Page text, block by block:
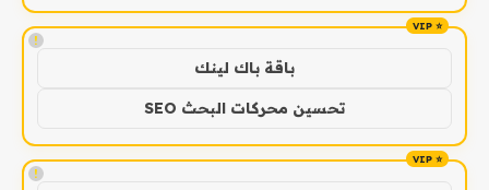
!
باقة باك لينك
تحسين محركات البحث SEO
!